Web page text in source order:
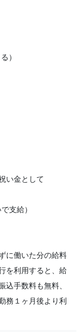
）
い金として
支給）
に働いた分の給料
を利用すると、給
込手数料も無料、
務１ヶ月後より利